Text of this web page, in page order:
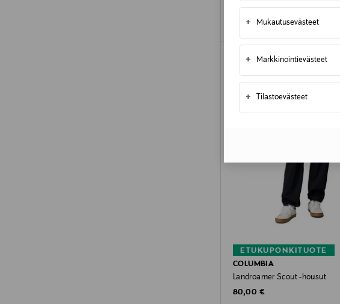
+ Mukautusevästeet
+ Markkinointievästeet
+ Tilastoevästeet
ETUKUPONKITUOTE
COLUMBIA
Landroamer Scout -housut
Original Price
80,00 €